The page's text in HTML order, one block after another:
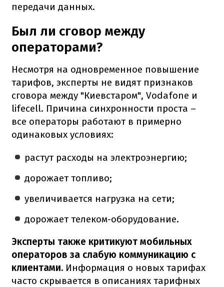
передачи данных.
Был ли сговор между
операторами?
Несмотря на одновременное повышение
тарифов, эксперты не видят признаков
сговора между "Киевстаром", Vodafone и
lifecell. Причина синхронности проста –
все операторы работают в примерно
одинаковых условиях:
растут расходы на электроэнергию;
дорожает топливо;
увеличивается нагрузка на сети;
дорожает телеком-оборудование.
Эксперты также критикуют мобильных
операторов за слабую коммуникацию с
клиентами. Информация о новых тарифах
часто скрывается в описаниях тарифных